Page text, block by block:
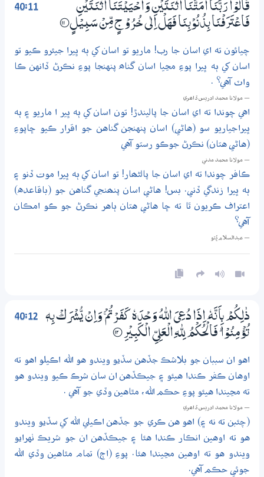
40:11
قَالُوْا رَبَّنَآ اَمَتَّنَا اثْنَتَيْنِ وَاَحْيَيْتَنَا اثْنَتَيْنِ
فَاعْتَرَفْنَا بِذُنُوْبِنَا فَهَلْ اِلٰى خُرُوْجٍ مِّنْ سَبِيْلٍ ؀11
چيائون ته اي اسان جا رب! ماريو تو اسان کي ٻه ڀيرا جيئرو ڪيو تو
اسان کي ٻه ڀيرا پوءِ مڃيا اسان گناھ پنهنجا پوءِ نڪرڻ ڏانهن ڪا
واٽ آهي؟ .
— مولانا محمد ادريس ڏاھري
اهي چوندا ته اي اسان جا پاليندڙ! تون اسان کي ٻه ڀير ا ماريو ۽ ٻه
ڀيراجياريو سو (هاڻي) اسان پنهنجن گناهن جو اقرار ڪيو ڇاپوءِ
(هاڻي هتان) نڪرڻ جوڪو رستو آهي
— مولانا محمد مدني
ڪافر چوندا ته اي اسان جا پالڻھار! تو اسان کي ٻه ڀيرا موت ڏنو ۽
ٻه ڀيرا زندگي ڏني. بس! هاڻي اسان پنھنجي گناهن جو (باقاعده)
اعتراف ڪريون ٿا ته ڇا هاڻي هتان ٻاهر نڪرڻ جو ڪو امڪان
آهي؟
— عبدالسلام ڀُٽو
40:12
ذٰلِكُمْ بِاَنَّهٗ ٓ اِذَا دُعِيَ اللّٰهُ وَحْدَهٗ كَفَرْتُمْ ۚ وَاِنْ يُّشْرَكْ بِهٖ
تُؤْمِنُوْا ۭ فَالْحُكْمُ لِلّٰهِ الْعَلِيِّ الْكَبِيْرِ
؀12
اهو ان سببان جو بلاشڪ جڏهن سڏيو ويندو هو الله اڪيلو اهو ته
اوهان ڪفر ڪندا هيئو ۽ جيڪڏهن ان سان شرڪ ڪيو ويندو هو
ته مڃيندا هيئو پوءِ حڪم الله، مٿاهين وڏي جو آهي .
— مولانا محمد ادريس ڏاھري
(چئبن ته نه ۽) اهو هن ڪري جو جڏهن اڪيلي الله کي سڏيو ويندو
هو ته اوهين انڪار ڪندا هئا ۽ جيڪڏهن ان جو شريڪ ٺهرايو
ويندو هو ته اوهين مڃيندا هئا. پوءِ (اڄ) تمام مٿاهين وڏي الله
جوئي حڪم آهي.